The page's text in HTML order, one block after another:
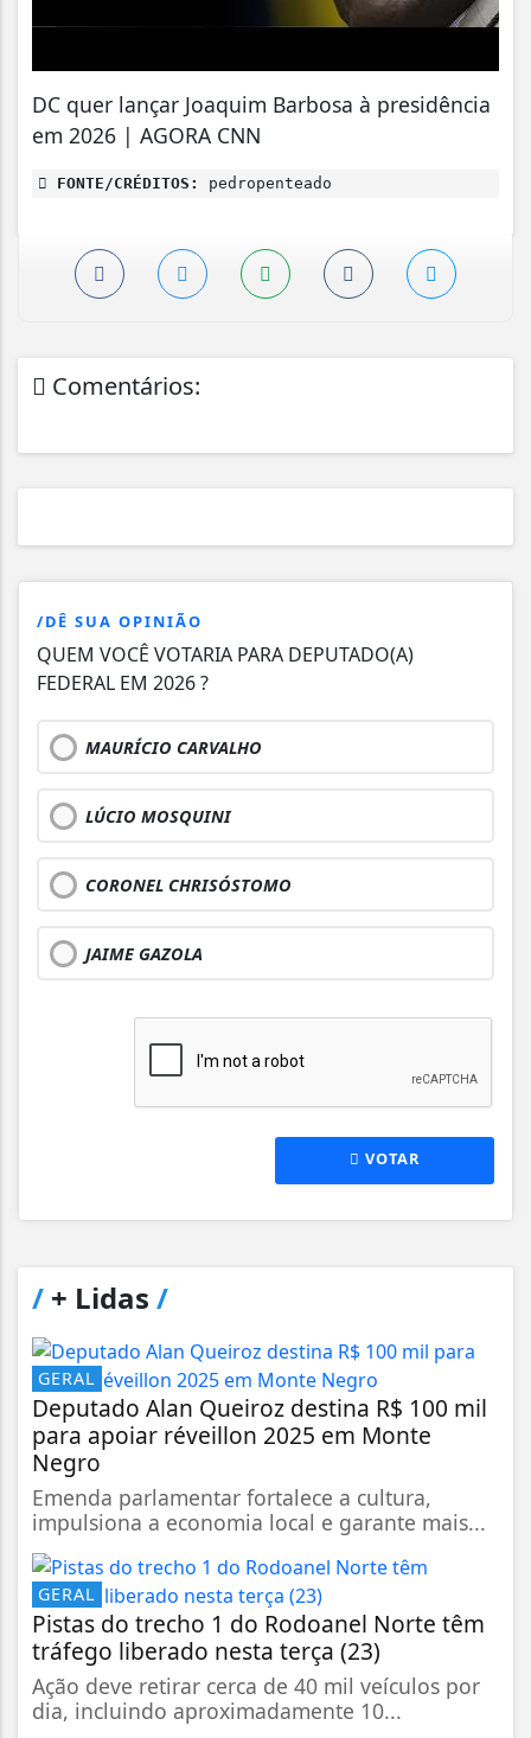
DC quer lançar Joaquim Barbosa à presidência
em 2026 | AGORA CNN
FONTE/CRÉDITOS: pedropenteado
Comentários:
/DÊ SUA OPINIÃO
QUEM VOCÊ VOTARIA PARA DEPUTADO(A)
FEDERAL EM 2026 ?
MAURÍCIO CARVALHO
LÚCIO MOSQUINI
CORONEL CHRISÓSTOMO
JAIME GAZOLA
VOTAR
/ + Lidas /
GERAL
Deputado Alan Queiroz destina R$ 100 mil
para apoiar réveillon 2025 em Monte
Negro
Emenda parlamentar fortalece a cultura,
impulsiona a economia local e garante mais...
GERAL
Pistas do trecho 1 do Rodoanel Norte têm
tráfego liberado nesta terça (23)
Ação deve retirar cerca de 40 mil veículos por
dia, incluindo aproximadamente 10...